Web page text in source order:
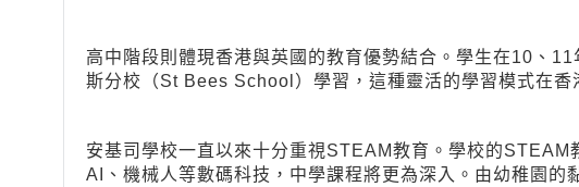
高中階段則體現香港與英國的教育優勢結合。學生在10、
斯分校（St Bees School）學習，這種靈活的學習模式在香
安基司學校一直以來十分重視STEAM教育。學校的STEAM
AI、機械人等數碼科技，中學課程將更為深入。由幼稚園的